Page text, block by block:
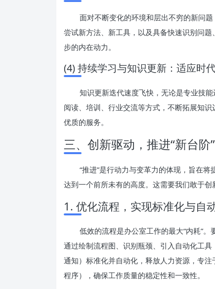
面对不断变化的环境和层出不穷的新问
尝试新方法、新工具，以及具备快速识别问
步的内在动力。
(4) 持续学习与知识更新：适应时
知识更新迭代速度飞快，无论是专业技
阅读、培训、行业交流等方式，不断拓展知
优质的服务。
三、创新驱动，推进“新台
“推进”是行动力与变革力的体现，旨在将
达到一个前所未有的高度。这需要我们敢于创
1. 优化流程，实现标准化与自
低效的流程是办公室工作的最大“内耗”
通过绘制流程图、识别瓶颈、引入自动化工
通知）标准化并自动化，释放人力资源，专
程序），确保工作质量的稳定性和一致性。